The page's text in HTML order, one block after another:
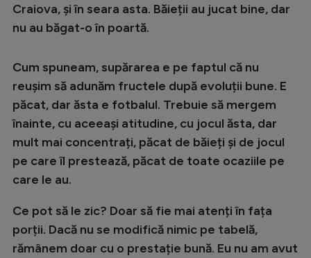
Intră în cont
Creează cont
Craiova, și în seara asta. Băieții au jucat bine, dar
nu au băgat-o în poartă.
Cum spuneam, supărarea e pe faptul că nu
reușim să adunăm fructele după evoluții bune. E
păcat, dar ăsta e fotbalul. Trebuie să mergem
înainte, cu aceeași atitudine, cu jocul ăsta, dar
mult mai concentrați, păcat de băieți și de jocul
pe care îl prestează, păcat de toate ocaziile pe
care le au.
Ce pot să le zic? Doar să fie mai atenți în fața
porții. Dacă nu se modifică nimic pe tabelă,
rămânem doar cu o prestație bună. Eu nu am avut